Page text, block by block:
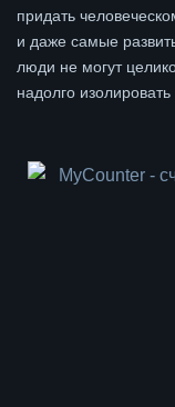
придать
и даже самые
люди не могут
надолго